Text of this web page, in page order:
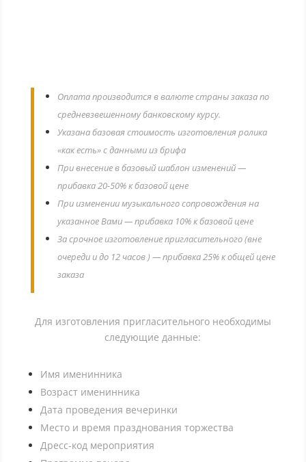
Оплата производится в валюте страны заказа по
средневзвешенному банковскому курсу.
Указана базовая стоимость изготовления ролика
«как есть» с данными из брифа
При внесение в базовый шаблон изменений —
прибавка 20-50% к базовой цене
При изменении музыкального сопровождения на
указанное Вами — прибавка 10% к базовой цене
За срочное изготовление пригласительного (вне
очереди и до 12 часов ) — прибавка 25% к общей цене
заказа
Для изготовления пригласительного необходимы
следующие данные:
Имя именинника
Возраст именинника
Дата проведения вечеринки
Место и время празднования торжества
Дресс-код мероприятия